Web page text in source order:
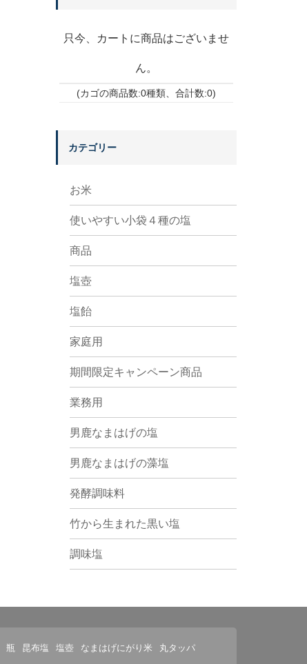
只今、カートに商品はございませ
ん。
(カゴの商品数:0種類、合計数:0)
カテゴリー
お米
使いやすい小袋４種の塩
商品
塩壺
塩飴
家庭用
期間限定キャンペーン商品
業務用
男鹿なまはげの塩
男鹿なまはげの藻塩
発酵調味料
竹から生まれた黒い塩
調味塩
瓶 昆布塩 塩壺 なまはげにがり米 丸タッパ